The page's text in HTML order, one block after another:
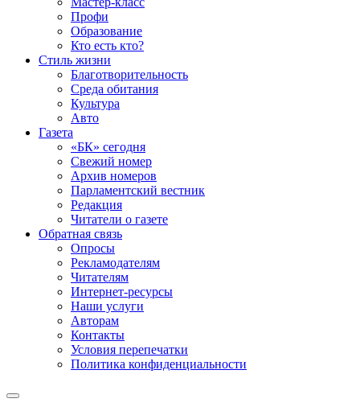
Профи
Образование
Кто есть кто?
Стиль жизни
Благотворительность
Среда обитания
Культура
Авто
Газета
«БК» сегодня
Свежий номер
Архив номеров
Парламентский вестник
Редакция
Читатели о газете
Обратная связь
Опросы
Рекламодателям
Читателям
Интернет-ресурсы
Наши услуги
Авторам
Контакты
Условия перепечатки
Политика конфиденциальности